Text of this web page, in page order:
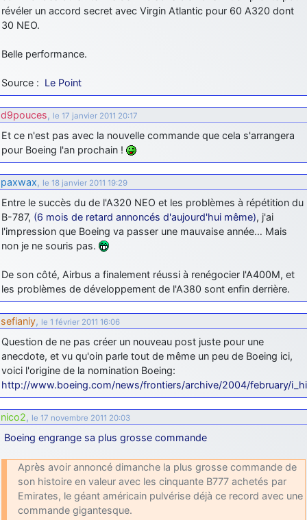
révéler un accord secret avec Virgin Atlantic pour 60 A320 dont
30 NEO.
Belle performance.
Source : Le Point
d9pouces, le 17 janvier 2011 20:17
Et ce n'est pas avec la nouvelle commande que cela s'arrangera
pour Boeing l'an prochain !
paxwax, le 18 janvier 2011 19:29
Entre le succès du de l'A320 NEO et les problèmes à répétition du
B-787, (6 mois de retard annoncés d'aujourd'hui même), j'ai
l'impression que Boeing va passer une mauvaise année… Mais
non je ne souris pas.
De son côté, Airbus a finalement réussi à renégocier l'A400M, et
les problèmes de développement de l'A380 sont enfin derrière.
sefianiy, le 1 février 2011 16:06
Question de ne pas créer un nouveau post juste pour une
anecdote, et vu qu'oin parle tout de même un peu de Boeing ici,
voici l'origine de la nomination Boeing:
http://www.boeing.com/news/frontiers/archive/2004/february/
nico2, le 17 novembre 2011 20:03
Boeing engrange sa plus grosse commande
Après avoir annoncé dimanche la plus grosse commande de
son histoire en valeur avec les cinquante B777 achetés par
Emirates, le géant américain pulvérise déjà ce record avec une
commande gigantesque.